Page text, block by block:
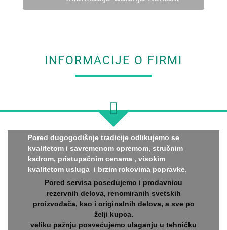
INFORMACIJE O FIRMI
Pored dugogodišnje tradicije odlikujemo se
kvalitetom i savremenom opremom, stručnim
kadrom, pristupačnim cenama , visokim
kvalitetom usluga i brzim rokovima popravke.
Pored servisa posedujemo i prodavnicu
rezervnih delova, renomiranih svetskih
proizvođača, kao i originalnih delova, a sve po
želji kupca.
veliku pažnju posvećujemo ulaganju u tehničku